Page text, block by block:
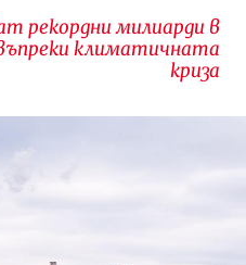
рекордни милиарди в
климатичната
криза